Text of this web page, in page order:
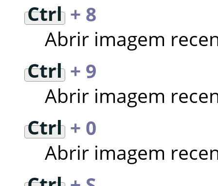
Ctrl+ 8
Abrir imagem
Ctrl+ 9
Abrir imagem
Ctrl+ 0
Abrir imagem